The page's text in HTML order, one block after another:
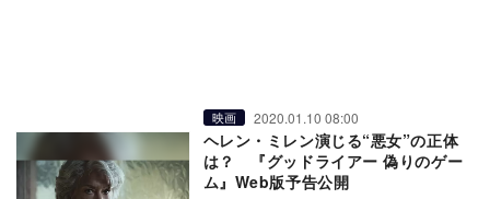
映画 2020.01.10 08:00
ヘレン・ミレン演じる“悪女”の正体
は？ 『グッドライアー 偽りのゲー
ム』Web版予告公開